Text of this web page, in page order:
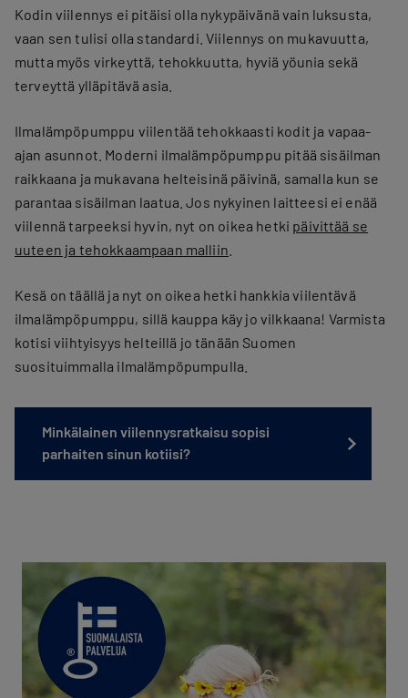
Kodin viilennys ei pitäisi olla nykypäivänä vain luksusta,
vaan sen tulisi olla standardi. Viilennys on mukavuutta,
mutta myös virkeyttä, tehokkuutta, hyviä yöunia sekä
terveyttä ylläpitävä asia.
Ilmalämpöpumppu viilentää tehokkaasti kodit ja vapaa-
ajan asunnot. Moderni ilmalämpöpumppu pitää sisäilman
raikkaana ja mukavana helteisinä päivinä, samalla kun se
parantaa sisäilman laatua. Jos nykyinen laitteesi ei enää
viilennä tarpeeksi hyvin, nyt on oikea hetki päivittää se
uuteen ja tehokkaampaan malliin
Kesä on täällä ja nyt on oikea hetki hankkia viilentävä
ilmalämpöpumppu, sillä kauppa käy jo vilkkaana! Varmista
kotisi viihtyisyys helteillä jo tänään Suomen
suosituimmalla ilmalämpöpumpulla.
Minkälainen viilennysratkaisu sopisi
parhaiten sinun kotiisi?